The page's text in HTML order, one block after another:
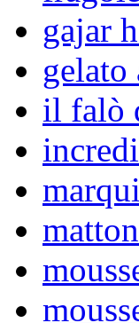
gajar
gelato
il falò